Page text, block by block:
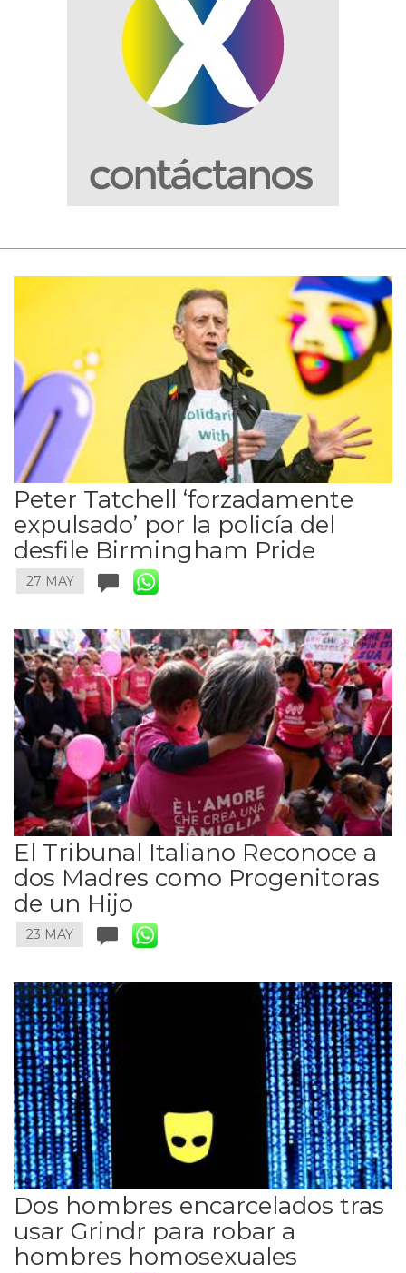
Peter Tatchell ‘forzadamente
expulsado’ por la policía del
desfile Birmingham Pride
27 MAY
El Tribunal Italiano Reconoce a
dos Madres como Progenitoras
de un Hijo
23 MAY
Dos hombres encarcelados tras
usar Grindr para robar a
hombres homosexuales